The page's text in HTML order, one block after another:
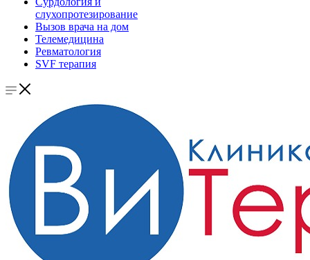
слухопротезирование
Вызов врача на дом
Телемедицина
Ревматология
SVF терапия